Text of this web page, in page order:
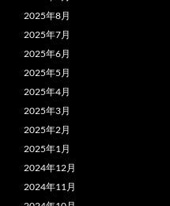
2025年8月
2025年7月
2025年6月
2025年5月
2025年4月
2025年3月
2025年2月
2025年1月
2024年12月
2024年11月